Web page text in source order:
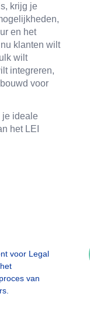
krijg je
en het
klanten wilt
wilt
integreren,
voor
je ideale
het LEI
voor Legal
van